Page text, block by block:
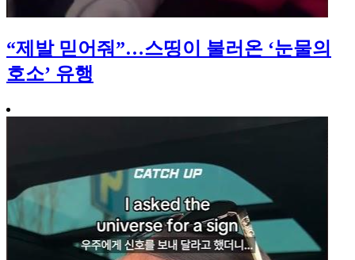
“제발 믿어줘”…스띵이 불러온 ‘눈물의
호소’ 유행